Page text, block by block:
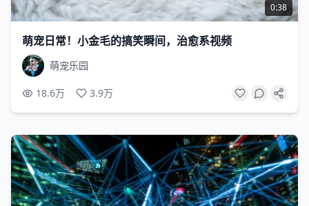
0:38
萌宠日常！小金毛的搞笑瞬间，治愈系视频
萌宠乐园
18.6万 3.9万